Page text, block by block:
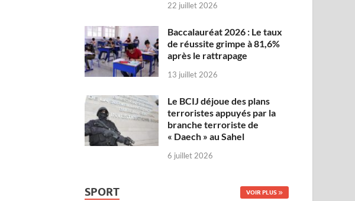
22 juillet 2026
Baccalauréat 2026 : Le taux
de réussite grimpe à 81,6%
après le rattrapage
13 juillet 2026
Le BCIJ déjoue des plans
terroristes appuyés par la
branche terroriste de
« Daech » au Sahel
6 juillet 2026
SPORT VOIR PLUS